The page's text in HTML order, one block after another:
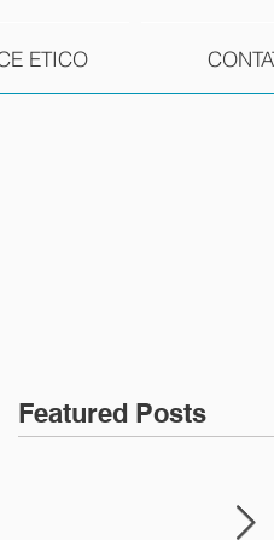
ETICO
Featured Posts